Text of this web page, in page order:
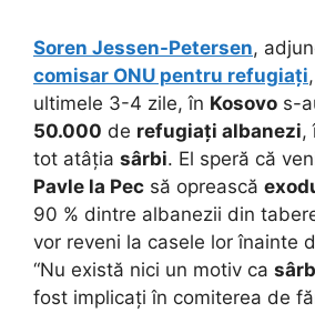
Soren Jessen-Petersen,
comisar ONU pentru refugiați
ultimele 3-4 zile, în Kosovo s-
50.000 de refugiați albanezi,
tot atâția sârbi. El speră că
Pavle la Pec să oprească
90 % dintre albanezii din
vor reveni la casele lor înainte
“Nu există nici un motiv ca
fost implicați în comiterea de